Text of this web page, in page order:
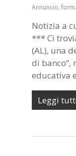
Annuncio,
Notizia a
*** Ci
(AL), una
di banco“,
educativa
Leggi